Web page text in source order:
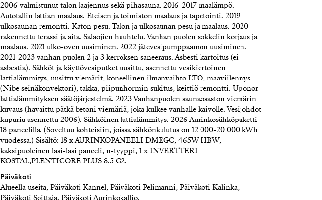
2006 valmistunut talon laajennus sekä pihasauna. 2016-2017 maalämpö.
Autotallin lattian maalaus. Eteisen ja toimiston maalaus ja tapetointi. 2019
ulkosaunan remontti. Katon pesu. Talon ja ulkosaunan pesu ja maalaus. 2020
rakennettu terassi ja aita. Salaojien huuhtelu. Vanhan puolen sokkelin korjaus ja
maalaus. 2021 ulko-oven uusiminen. 2022 jätevesipumppaamon uusiminen.
2021-2023 vanhan puolen 2 ja 3 kerroksen saneeraus. Asbesti kartoitus (ei
asbestia). Sähköt ja käyttövesiputket uusittu, asennettu vesikiertoinen
lattialämmitys, uusittu viemärit, koneellinen ilmanvaihto LTO, maaviilennys
(Nibe seinäkonvektori), takka, piipunhormin sukitus, keittiö remontti. Uponor
lattialämmityksen säätöjärjestelmä. 2023 Vanhanpuolen saunaosaston viemärin
kuvaus (havaittu pätkä betoni viemäriä, joka kulkee vanhalle kaivolle. Vesijohdot
kuparia asennettu 2006). Sähköinen lattialämmitys. 2026 Aurinkosähköpaketti
18 paneelilla. (Soveltuu kohteisiin, joissa sähkönkulutus on 12 000-20 000 kWh
vuodessa.) Sisältö: 18 x AURINKOPANEELI DMEGC, 465W HBW,
kaksipuoleinen lasi-lasi paneeli, n-tyyppi, 1 x INVERTTERI
KOSTAL,PLENTICORE PLUS 8.5 G2.
Päiväkoti
Alueella useita, Päiväkoti Kannel, Päiväkoti Pelimanni, Päiväkoti Kalinka,
Päiväkoti Soittaja, Päiväkoti Aurinkokallio.